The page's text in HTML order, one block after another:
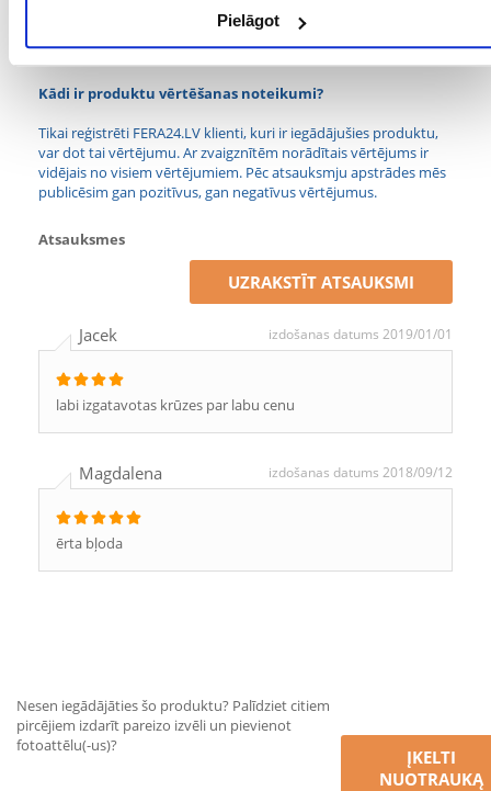
Pielāgot
PRODUCENT: TRIXIE
Kādi ir produktu vērtēšanas noteikumi?
Tikai reģistrēti FERA24.LV klienti, kuri ir iegādājušies produktu,
var dot tai vērtējumu. Ar zvaigznītēm norādītais vērtējums ir
vidējais no visiem vērtējumiem. Pēc atsauksmju apstrādes mēs
publicēsim gan pozitīvus, gan negatīvus vērtējumus.
Atsauksmes
UZRAKSTĪT ATSAUKSMI
Jacek izdošanas datums 2019/01/01
labi izgatavotas krūzes par labu cenu
Magdalena izdošanas datums 2018/09/12
ērta bļoda
Nesen iegādājāties šo produktu? Palīdziet citiem
pircējiem izdarīt pareizo izvēli un pievienot
fotoattēlu(-us)?
ĮKELTI
NUOTRAUKĄ